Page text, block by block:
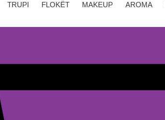
TRUPI FLOKËT MAKEUP AROMA